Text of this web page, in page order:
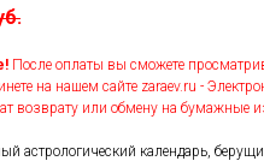
После оплаты вы сможете
на нашем сайте zaraev.ru -
возврату или обмену на бумажные
астрологический календарь,